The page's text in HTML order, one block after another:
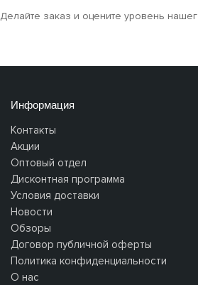
Делайте заказ и оцените уровень
Информация
Контакты
Акции
Оптовый отдел
Дисконтная программа
Условия доставки
Новости
Обзоры
Договор публичной оферты
Политика конфиденциальности
О нас